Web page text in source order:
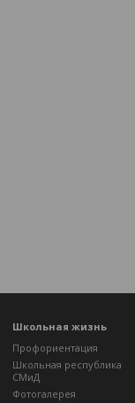
Школьная жизнь
Профориентация
Школьная республика
СМиД
Фотогалерея